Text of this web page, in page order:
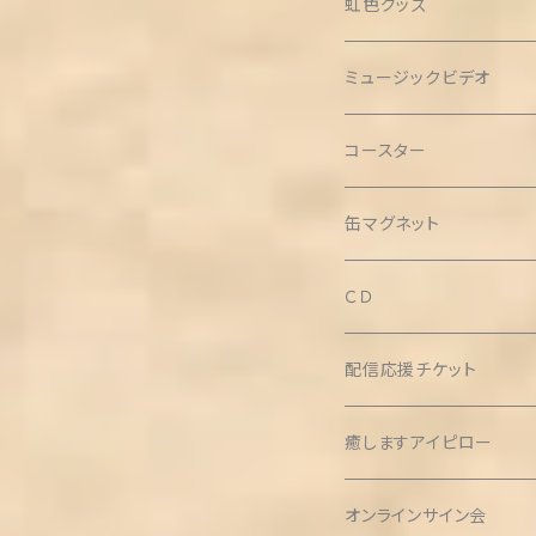
虹色グッズ
ミュージックビデオ
コースター
缶マグネット
ＣＤ
配信応援チケット
癒しますアイピロー
オンラインサイン会